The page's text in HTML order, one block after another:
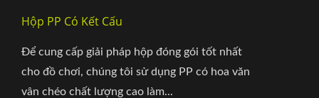
Hộp PP Có Kết Cấu
Để cung cấp giải pháp hộp đóng gói tốt nhất
cho đồ chơi, chúng tôi sử dụng PP có hoa văn
vân chéo chất lượng cao làm...